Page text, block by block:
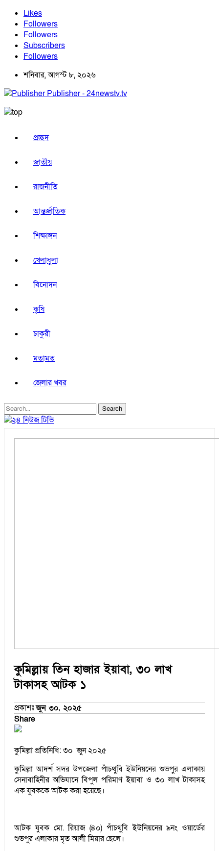
Likes
Followers
Followers
Subscribers
Followers
শনিবার, আগস্ট ৮, ২০২৬
Publisher - 24newstv.tv
প্রচ্ছদ
জাতীয়
রাজনীতি
আন্তর্জাতিক
শিক্ষাঙ্গন
খেলাধুলা
বিনোদন
কৃষি
চাকুরী
মতামত
জেলার খবর
কুমিল্লায় তিন হাজার ইয়াবা, ৩০ লাখ
টাকাসহ আটক ১
প্রকাশঃজুন ৩০, ২০২৫
Share
কুমিল্লা প্রতিনিধি: ৩০ জুন ২০২৫
কুমিল্লা আদর্শ সদর উপজেলা পাঁচথুবি ইউনিয়নের শুভপুর এলাকায়
সেনাবাহিনীর অভিযানে বিপুল পরিমাণ ইয়াবা ও ৩০ লাখ টাকাসহ
এক যুবককে আটক করা হয়েছে।
আটক যুবক মো. রিয়াজ (৪০) পাঁচথুবি ইউনিয়নের ৯নং ওয়ার্ডের
শুভপুর এলাকার মৃত আলী মিয়ার ছেলে।